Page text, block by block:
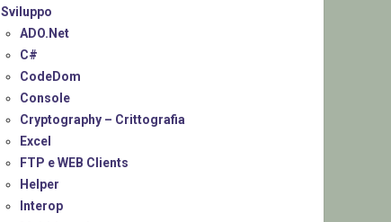
Sviluppo
ADO.Net
C#
CodeDom
Console
Cryptography – Crittografia
Excel
FTP e WEB Clients
Helper
Interop